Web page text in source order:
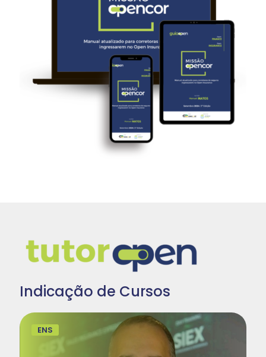
Indicação de Cursos
ENS